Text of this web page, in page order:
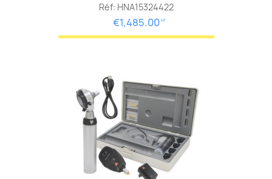
Réf: HNA15324422
€1,485.00 HT